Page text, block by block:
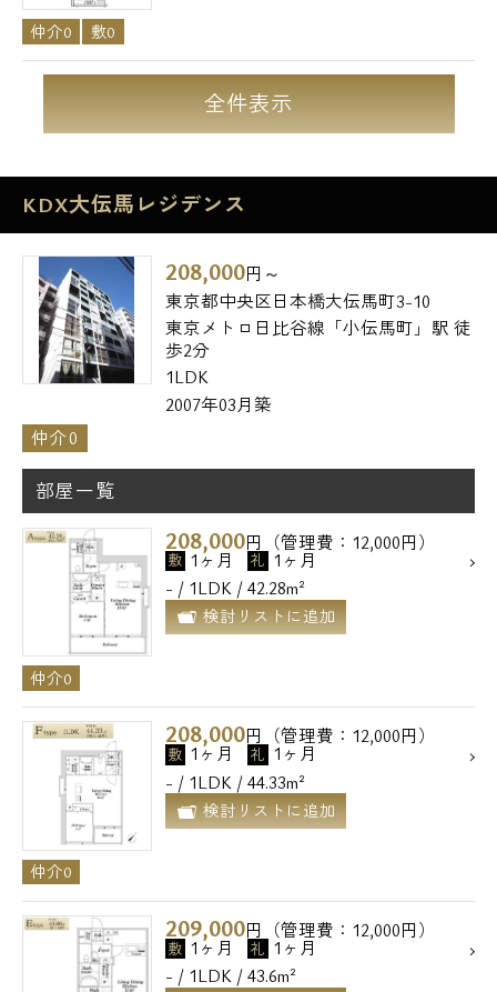
仲介0 敷0
全件表示
KDX大伝馬レジデンス
208,000円～
東京都中央区日本橋大伝馬町3-10
東京メトロ日比谷線「小伝馬町」駅 徒
歩2分
1LDK
2007年03月築
仲介0
部屋一覧
208,000円（管理費：12,000円）
敷 1ヶ月 礼 1ヶ月
- / 1LDK / 42.28m²
検討リストに追加
仲介0
208,000円（管理費：12,000円）
敷 1ヶ月 礼 1ヶ月
- / 1LDK / 44.33m²
検討リストに追加
仲介0
209,000円（管理費：12,000円）
敷 1ヶ月 礼 1ヶ月
- / 1LDK / 43.6m²